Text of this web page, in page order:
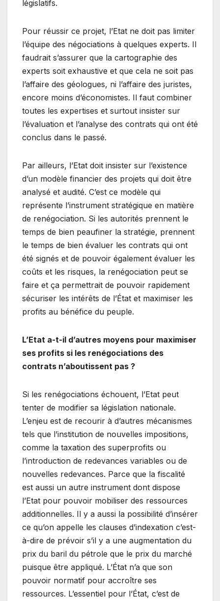
législatifs.
Pour réussir ce projet, l’Etat ne doit pas limiter
l’équipe des négociations à quelques experts. Il
faudrait s’assurer que la cartographie des
experts soit exhaustive et que cela ne soit pas
l’affaire des géologues, ni l’affaire des juristes,
encore moins d’économistes. Il faut combiner
toutes les expertises et surtout insister sur
l’évaluation et l’analyse des contrats qui ont été
conclus dans le passé.
Par ailleurs, l’Etat doit insister sur l’existence
d’un modèle financier des projets qui doit être
analysé et audité. C’est ce modèle qui
représente l’instrument stratégique en matière
de renégociation. Si les autorités prennent le
temps de bien peaufiner la stratégie, prennent
le temps de bien évaluer les contrats qui ont
été signés et de pouvoir également évaluer les
coûts et les risques, la renégociation peut se
faire et ça permettrait de pouvoir rapidement
sécuriser les intérêts de l’État et maximiser les
profits au bénéfice du peuple.
L’Etat a-t-il d’autres moyens pour maximiser
ses profits si les renégociations des
contrats n’aboutissent pas ?
Si les renégociations échouent, l’Etat peut
tenter de modifier sa législation nationale.
L’enjeu est de recourir à d’autres mécanismes
tels que l’institution de nouvelles impositions,
comme la taxation des superprofits ou
l’introduction de redevances variables ou de
nouvelles redevances. Parce que la fiscalité
est aussi un autre instrument dont dispose
l’Etat pour pouvoir mobiliser des ressources
additionnelles. Il y a aussi la possibilité d’insérer
ce qu’on appelle les clauses d’indexation c’est-
à-dire de prévoir s’il y a une augmentation du
prix du baril du pétrole que le prix du marché
puisque être appliqué. L’État n’a que son
pouvoir normatif pour accroître ses
ressources. L’essentiel pour l’État, c’est de